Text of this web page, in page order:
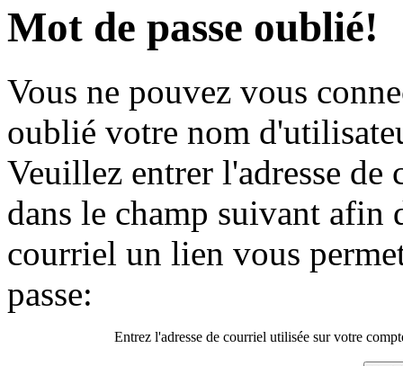
Mot de passe oublié!
Vous ne pouvez vous
oublié votre nom
Veuillez entrer l'adresse
dans le champ suivant afin
courriel un lien vous
passe:
Entrez l'adresse de courriel utilisée sur votre